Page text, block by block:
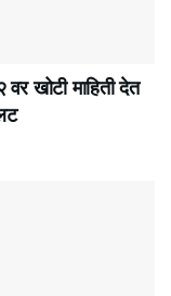
खोटी माहिती देत